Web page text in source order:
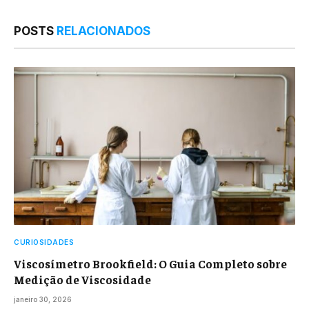
POSTS RELACIONADOS
CURIOSIDADES
Viscosímetro Brookfield: O Guia Completo sobre
Medição de Viscosidade
janeiro 30, 2026